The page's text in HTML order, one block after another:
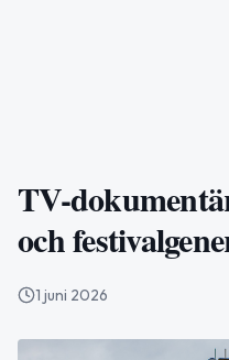
TV-
och
1 juni 2026